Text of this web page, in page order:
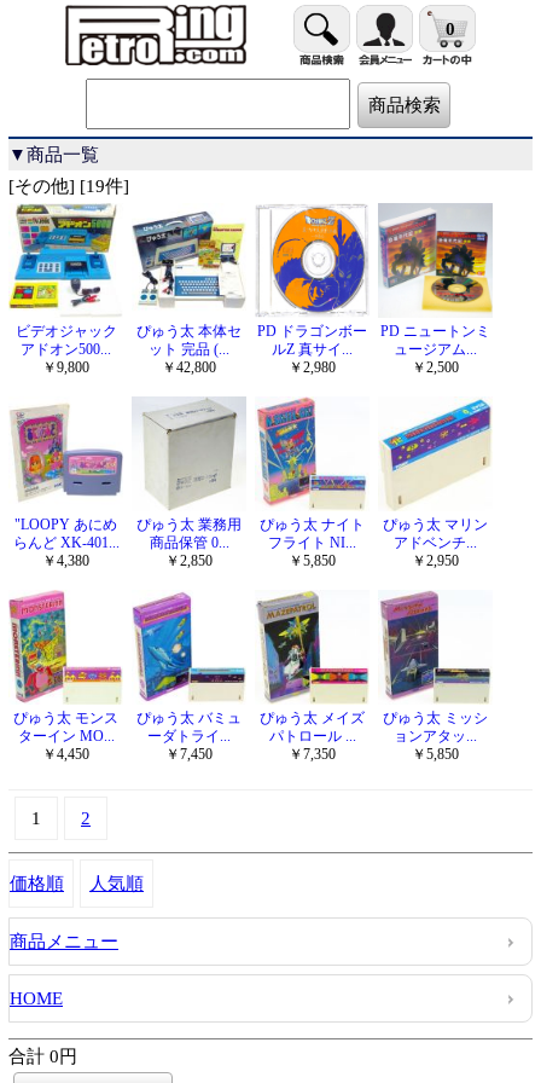
0
▼商品一覧
[その他] [19件]
ビデオジャック
アドオン500...
￥9,800
ぴゅう太 本体セ
ット 完品 (...
￥42,800
PD ドラゴンボー
ルZ 真サイ...
￥2,980
PD ニュートンミ
ュージアム...
￥2,500
"LOOPY あにめ
らんど XK-401...
￥4,380
ぴゅう太 業務用
商品保管 0...
￥2,850
ぴゅう太 ナイト
フライト NI...
￥5,850
ぴゅう太 マリン
アドベンチ...
￥2,950
ぴゅう太 モンス
ターイン MO...
￥4,450
ぴゅう太 バミュ
ーダトライ...
￥7,450
ぴゅう太 メイズ
パトロール ...
￥7,350
ぴゅう太 ミッシ
ョンアタッ...
￥5,850
1 2
価格順 人気順
商品メニュー
HOME
合計 0円